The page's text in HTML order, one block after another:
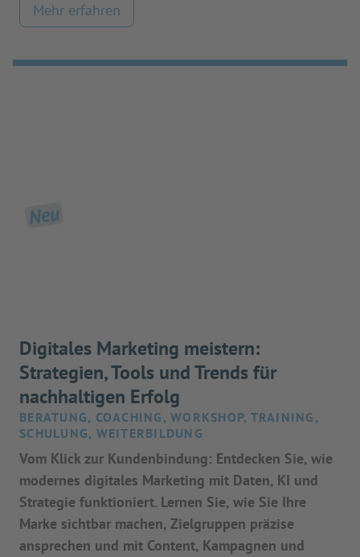
Mehr erfahren
Neu
Digitales Marketing meistern:
Strategien, Tools und Trends für
nachhaltigen Erfolg
BERATUNG, COACHING, WORKSHOP, TRAINING,
SCHULUNG, WEITERBILDUNG
Vom Klick zur Kundenbindung: Entdecken Sie, wie
modernes digitales Marketing mit Daten, KI und
Strategie funktioniert. Lernen Sie, wie Sie Ihre
Marke sichtbar machen, Zielgruppen präzise
ansprechen und mit Content, Kampagnen und